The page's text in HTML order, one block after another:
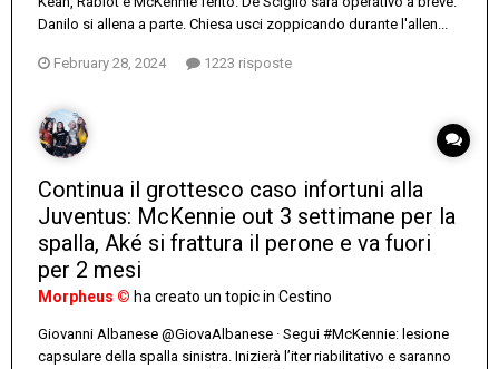
Danilo si allena a parte. Chiesa usci zoppicando durante l'allen...
February 28, 2024 1223 risposte
Continua il grottesco caso infortuni alla
Juventus: McKennie out 3 settimane per la
spalla, Aké si frattura il perone e va fuori
per 2 mesi
Morpheus © ha creato un topic in Cestino
Giovanni Albanese @GiovaAlbanese · Segui #McKennie: lesione
capsulare della spalla sinistra. Inizierà l’iter riabilitativo e saranno